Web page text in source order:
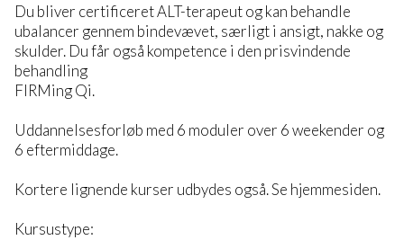
Du bliver certificeret ALT-terapeut og kan behandle
ubalancer gennem bindevævet, særligt i ansigt, nakke og
skulder. Du får også kompetence i den prisvindende
behandling
FIRMing Qi.
Uddannelsesforløb med 6 moduler over 6 weekender og
6 eftermiddage.
Kortere lignende kurser udbydes også. Se hjemmesiden.
Kursustype: